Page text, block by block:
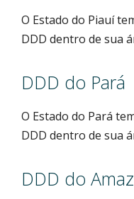
O Estado do Piauí
DDD dentro de sua
DDD do Pará
O Estado do Pará
DDD dentro de sua
DDD do